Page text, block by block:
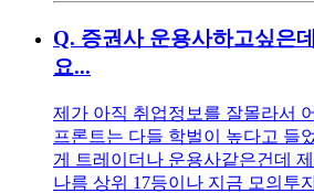
Q. 증권사 운용사하고싶은
요...
제가 아직 취업정보를 잘몰라서
프론트는 다들 학벌이 높다고 들
게 트레이더나 운용사같은건데
나름 상위 17등이나 지금 모의투